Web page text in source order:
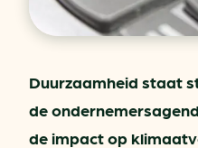
Duurzaamheid staat
de
de impact op